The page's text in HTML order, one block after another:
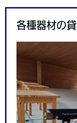
各種器材の